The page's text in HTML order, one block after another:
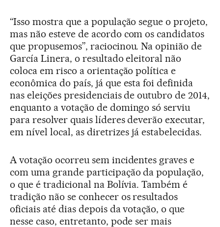
“Isso mostra que a população segue o projeto,
mas não esteve de acordo com os candidatos
que propusemos”, raciocinou. Na opinião de
García Linera, o resultado eleitoral não
coloca em risco a orientação política e
econômica do país, já que esta foi definida
nas eleições presidenciais de outubro de 2014,
enquanto a votação de domingo só serviu
para resolver quais líderes deverão executar,
em nível local, as diretrizes já estabelecidas.
A votação ocorreu sem incidentes graves e
com uma grande participação da população,
o que é tradicional na Bolívia. Também é
tradição não se conhecer os resultados
oficiais até dias depois da votação, o que
nesse caso, entretanto, pode ser mais